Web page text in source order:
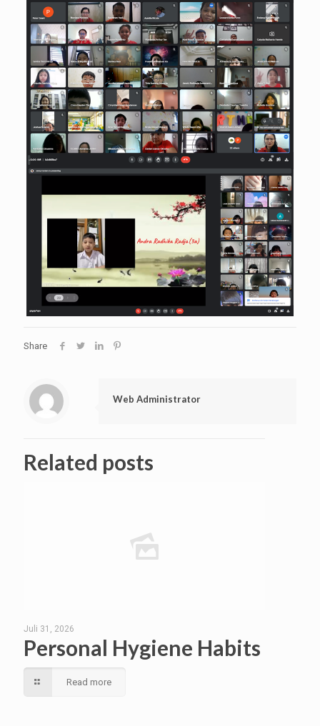
Share
Web Administrator
Related posts
Juli 31, 2026
Personal Hygiene Habits
Read more